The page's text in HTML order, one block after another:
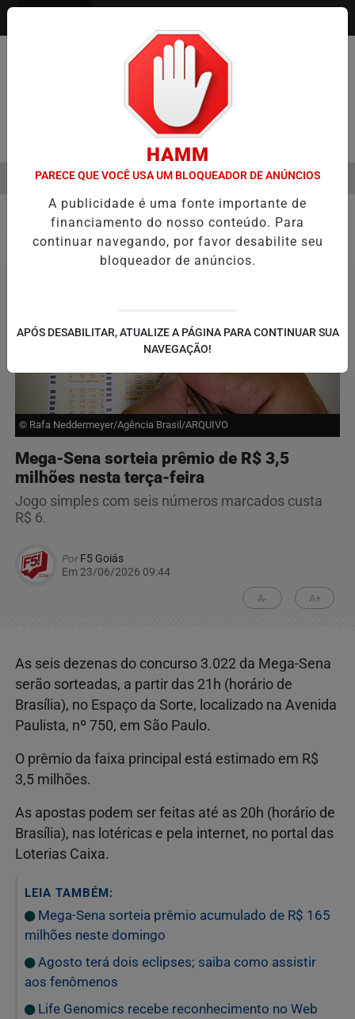
Pesquisar Notícia
É A VIRADA DO VAREJO ÓPTICO EM 2026 WELTON
EM ALTA
MENU
Notícias Corporativas
© Rafa Neddermeyer/Agência Brasil/ARQUIVO
Mega-Sena sorteia prêmio de R$ 3,5
milhões nesta terça-feira
Jogo simples com seis números marcados custa
R$ 6.
PorF5 Goiás
Em 23/06/2026 09:44
A- A+
As seis dezenas do concurso 3.022 da Mega-Sena
serão sorteadas, a partir das 21h (horário de
Brasília), no Espaço da Sorte, localizado na Avenida
Paulista, nº 750, em São Paulo.
O prêmio da faixa principal está estimado em R$
3,5 milhões.
As apostas podem ser feitas até as 20h (horário de
Brasília), nas lotéricas e pela internet, no portal das
Loterias Caixa.
LEIA TAMBÉM:
Mega-Sena sorteia prêmio acumulado de R$ 165
milhões neste domingo
Agosto terá dois eclipses; saiba como assistir
aos fenômenos
Life Genomics recebe reconhecimento no Web
HAMM
PARECE QUE VOCÊ USA UM BLOQUEADOR DE ANÚNCIOS
A publicidade é uma fonte importante de
financiamento do nosso conteúdo. Para
continuar navegando, por favor desabilite seu
bloqueador de anúncios.
APÓS DESABILITAR, ATUALIZE A PÁGINA PARA CONTINUAR SUA
NAVEGAÇÃO!